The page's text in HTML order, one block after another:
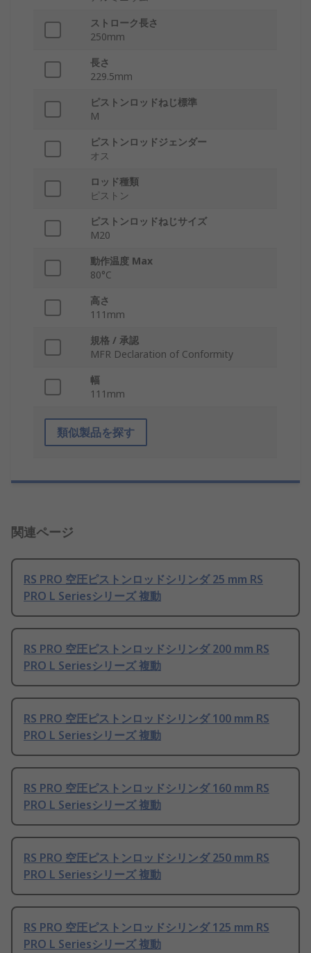
ストローク長さ
250mm
長さ
229.5mm
ピストンロッドねじ標準
M
ピストンロッドジェンダー
オス
ロッド種類
ピストン
ピストンロッドねじサイズ
M20
動作温度 Max
80°C
高さ
111mm
規格 / 承認
MFR Declaration of Conformity
幅
111mm
類似製品を探す
関連ページ
RS PRO 空圧ピストンロッドシリンダ 25 mm RS
PRO L Seriesシリーズ 複動
RS PRO 空圧ピストンロッドシリンダ 200 mm RS
PRO L Seriesシリーズ 複動
RS PRO 空圧ピストンロッドシリンダ 100 mm RS
PRO L Seriesシリーズ 複動
RS PRO 空圧ピストンロッドシリンダ 160 mm RS
PRO L Seriesシリーズ 複動
RS PRO 空圧ピストンロッドシリンダ 250 mm RS
PRO L Seriesシリーズ 複動
RS PRO 空圧ピストンロッドシリンダ 125 mm RS
PRO L Seriesシリーズ 複動